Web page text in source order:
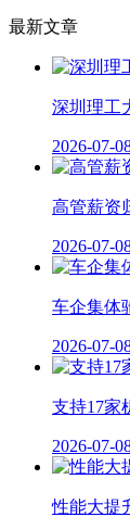
最新文章
深圳理工
2026-07-
高管薪资
2026-07-
车企集体
2026-07-
支持17家
2026-07-
性能大提